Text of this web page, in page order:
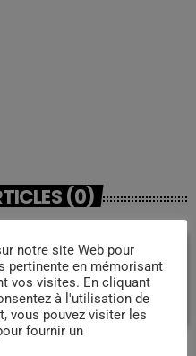
(0)
un commentaire.
notre site Web pour
pertinente en mémorisant
vos visites. En cliquant
à l'utilisation de
vous pouvez visiter les
fournir un